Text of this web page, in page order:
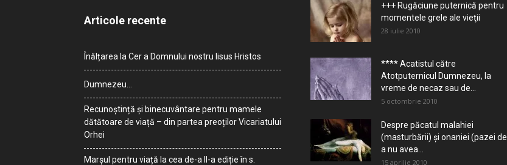
Articole recente
Înălțarea la Cer a Domnului nostru Iisus Hristos
Dumnezeu…
Recunoștință și binecuvântare pentru mamele
dătătoare de viață – din partea preoților Vicariatului
Orhei
Marșul pentru viață la cea de-a II-a ediție în s.
+++ Rugăciune puternică pentru
momentele grele ale vieţii
28 iulie 2010
**** Acatistul către
Atotputernicul Dumnezeu, la
vreme de necaz sau de...
5 octombrie 2010
Despre păcatul malahiei
(masturbării) şi onaniei (pazei de
a nu avea...
15 aprilie 2010